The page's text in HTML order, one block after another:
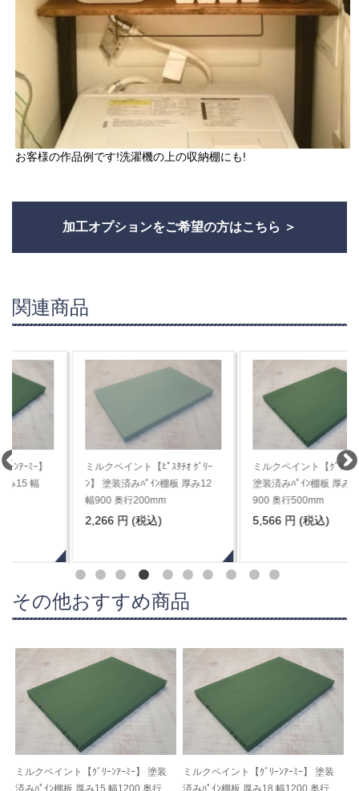
お客様の作品例です!洗濯機の上の収納棚にも!
加工オプションをご希望の方はこちら
関連商品
ミルクペイント【ﾋﾟｽﾀﾁｵ ｸﾞﾘｰ
ﾝ】 塗装済みﾊﾟｲﾝ棚板 厚み12
幅900 奥行200mm
2,266 円 (税込)
ミルクペイント【ｸﾞﾘｰﾝｱｰﾐｰ】
塗装済みﾊﾟｲﾝ棚板 厚み12 幅
900 奥行500mm
5,566 円 (税込)
その他おすすめ商品
ミルクペイント【ｸﾞﾘｰﾝｱｰﾐｰ】 塗装
済みﾊﾟｲﾝ棚板 厚み15 幅1200 奥行
ミルクペイント【ｸﾞﾘｰﾝｱｰﾐｰ】 塗装
済みﾊﾟｲﾝ棚板 厚み18 幅1200 奥行